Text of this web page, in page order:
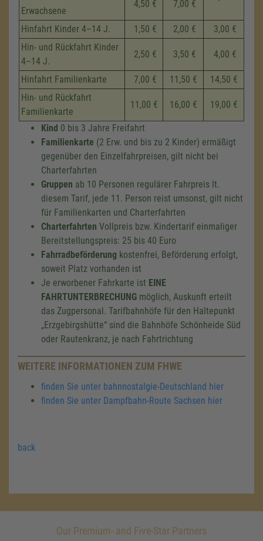
Erwachsene
4,50 € 7,00 €
Hinfahrt Kinder 4–14 J. 1,50 € 2,00 €
3,00 €
Hin- und Rückfahrt Kinder
4–14 J.
2,50 € 3,50 € 4,00 €
Hinfahrt Familienkarte 7,00 € 11,50 €
14,50 €
Hin- und Rückfahrt
Familienkarte
11,00 € 16,00 € 19,00 €
Kind 0 bis 3 Jahre Freifahrt
Familienkarte (2 Erw. und bis zu 2 Kinder) ermäßigt
gegenüber den Einzelfahrpreisen, gilt nicht bei
Charterfahrten
Gruppen ab 10 Personen regulärer Fahrpreis lt.
diesem Tarif, jede 11. Person reist umsonst, gilt nicht
für Familienkarten und Charterfahrten
Charterfahrten Vollpreis bzw. Kindertarif einmaliger
Bereitstellungspreis: 25 bis 40 Euro
Fahrradbeförderung kostenfrei, Beförderung erfolgt,
soweit Platz vorhanden ist
Je erworbener Fahrkarte ist EINE
FAHRTUNTERBRECHUNG möglich, Auskunft erteilt
das Zugpersonal. Tarifbahnhöfe für den Haltepunkt
„Erzgebirgshütte“ sind die Bahnhöfe Schönheide Süd
oder Rautenkranz, je nach Fahrtrichtung
WEITERE INFORMATIONEN ZUM FHWE
finden Sie unter bahnnostalgie-Deutschland hier
finden Sie unter Dampfbahn-Route Sachsen hier
back
Our Premium- and Five-Star Partners